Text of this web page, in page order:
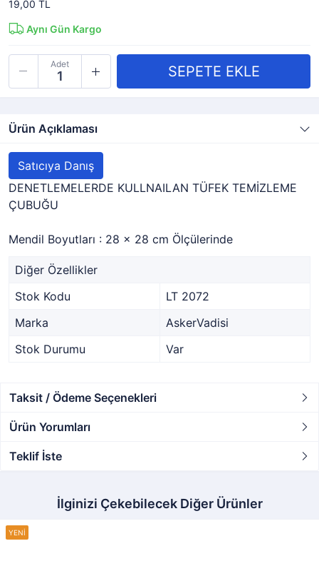
19,00 TL
Aynı Gün Kargo
Adet
Ürün Açıklaması
Satıcıya Danış
DENETLEMELERDE KULLNAILAN TÜFEK TEMİZLEME
ÇUBUĞU
Mendil Boyutları : 28 x 28 cm Ölçülerinde
Diğer Özellikler
Stok Kodu
LT 2072
Marka
AskerVadisi
Stok Durumu
Var
Taksit / Ödeme Seçenekleri
Ürün Yorumları
Teklif İste
İlginizi Çekebilecek Diğer Ürünler